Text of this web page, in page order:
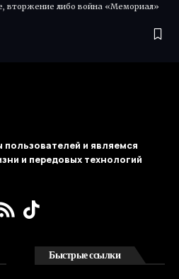
вторжение либо война «Мемориал»
и являемся
и передовых технологий
Быстрые ссылки